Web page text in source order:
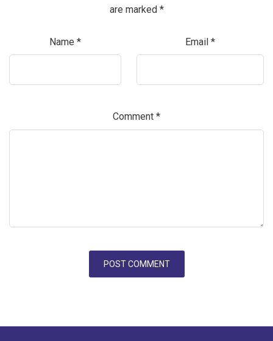
are marked *
Name * Email *
Comment *